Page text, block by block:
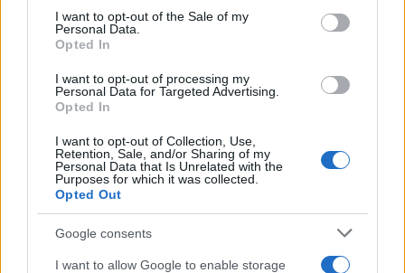
services and may gather and store information including but
not limited to your visit or usage behaviour. You may click to
grant or deny consent to Google and its third-party tags to
consent section.
I want to opt-out of the Sale of my
Personal Data.
Opted In
I want to opt-out of processing my
Personal Data for Targeted Advertising.
Opted In
I want to opt-out of Collection, Use,
Retention, Sale, and/or Sharing of my
Personal Data that Is Unrelated with the
Purposes for which it was collected.
Opted Out
Google consents
I want to allow Google to enable storage